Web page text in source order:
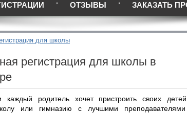
ОТЗЫВЫ ЗАКАЗАТЬ
для школы
регистрация для школы в
каждый родитель хочет пристроить своих
или гимназию с лучшими